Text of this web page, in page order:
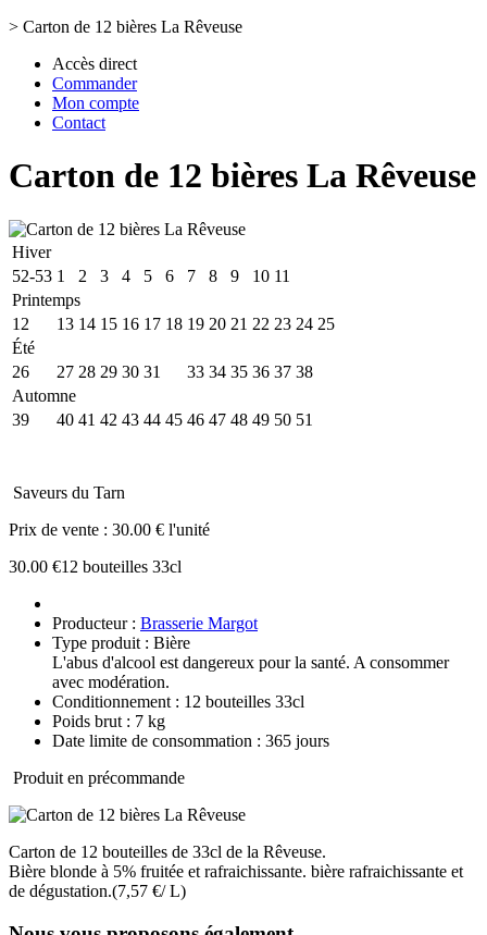
> Carton de 12 bières La Rêveuse
Accès direct
Commander
Mon compte
Contact
Carton de 12 bières La Rêveuse
Hiver
52-53 1 2 3 4 5 6 7 8 9 10 11
Printemps
12
13 14 15 16 17 18 19 20 21 22 23 24 25
Été
26
27 28 29 30 31 33 34 35 36 37 38
Automne
39
40 41 42 43 44 45 46 47 48 49 50 51
Saveurs du Tarn
Prix de vente : 30.00 € l'unité
30.00 €12 bouteilles 33cl
Producteur : Brasserie Margot
Type produit : Bière
L'abus d'alcool est dangereux pour la santé. A consommer
avec modération.
Conditionnement : 12 bouteilles 33cl
Poids brut : 7 kg
Date limite de consommation : 365 jours
Produit en précommande
Carton de 12 bouteilles de 33cl de la Rêveuse.
Bière blonde à 5% fruitée et rafraichissante. bière rafraichissante et
de dégustation.(7,57 €/ L)